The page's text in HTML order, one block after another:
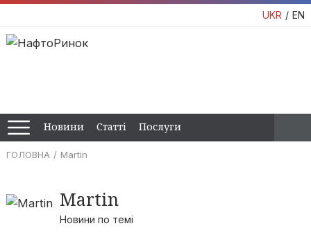
UKR EN
Новини Статті Послуги
ГОЛОВНА Martin
Martin
Новини по темі